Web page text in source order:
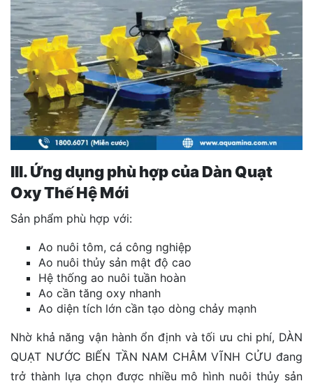
III. Ứng dụng phù hợp của Dàn Quạt
Oxy Thế Hệ Mới
Sản phẩm phù hợp với:
Ao nuôi tôm, cá công nghiệp
Ao nuôi thủy sản mật độ cao
Hệ thống ao nuôi tuần hoàn
Ao cần tăng oxy nhanh
Ao diện tích lớn cần tạo dòng chảy mạnh
Nhờ khả năng vận hành ổn định và tối ưu chi phí, DÀN
QUẠT NƯỚC BIẾN TẦN NAM CHÂM VĨNH CỬU đang
trở thành lựa chọn được nhiều mô hình nuôi thủy sản